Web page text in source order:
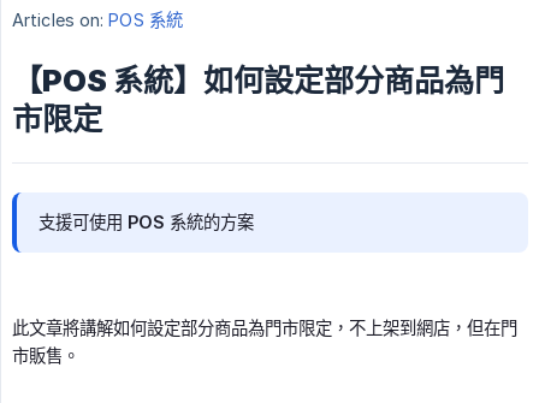
Articles on: POS 系統
【POS 系統】如何設定部分商品為門
市限定
支援可使用 POS 系統的方案
此文章將講解如何設定部分商品為門市限定，不上架到網店，但在門
市販售。